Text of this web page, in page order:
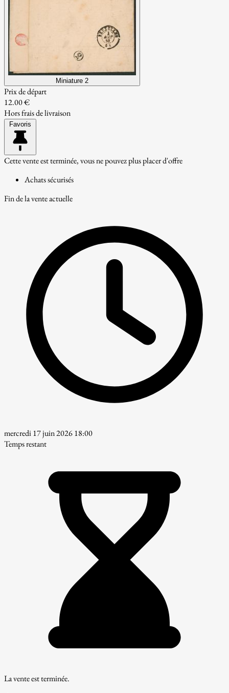
Miniature 2
Prix de départ
12.00 €
Hors frais de livraison
Favoris
Cette vente est terminée, vous ne pouvez plus placer d'offre
Achats sécurisés
Fin de la vente actuelle
mercredi 17 juin 2026 18:00
Temps restant
La vente est terminée.